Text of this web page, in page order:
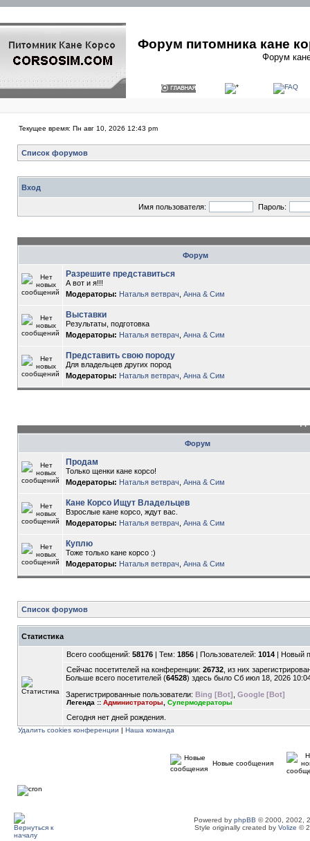
Форум питомника кане
Форум
Текущее время: Пн авг 10, 2026 12:43 pm
Список форумов
Вход
Имя пользователя: Пароль:
Форум
Разрешите представиться
А вот и я!!!
Модераторы: Наталья ветврач Анна & Сим
Выставки
Результаты, подготовка
Модераторы: Наталья ветврач Анна & Сим
Представить свою породу
Для владельцев других пород
Модераторы: Наталья ветврач Анна & Сим
Форум
Продам
Только щенки кане корсо!
Модераторы: Наталья ветврач Анна & Сим
Кане Корсо Ищут Владельцев
Взрослые кане корсо, ждут вас.
Модераторы: Наталья ветврач Анна & Сим
Куплю
Тоже только кане корсо :)
Модераторы: Наталья ветврач Анна & Сим
Список форумов
Статистика
Всего сообщений: 58176 | Тем: 1856 | Пользователей: 1014 | Новый
Сейчас посетителей на конференции: 26732 , из них
Больше всего посетителей (64528) здесь было Сб июл 18, 2026
Зарегистрированные пользователи: Bing [Bot] Google [Bot]
Легенда :: Администраторы Супермодераторы
Сегодня нет дней рождения.
Удалить cookies конференции | Наша команда
Новые сообщения
Powered by phpBB © 2000, 2002,
Style originally created by Volize ©